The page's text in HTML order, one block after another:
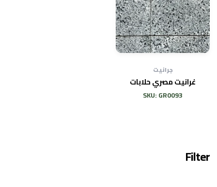
جرانيت
غرانيت مصري حلابات
SKU: GR0093
Filter